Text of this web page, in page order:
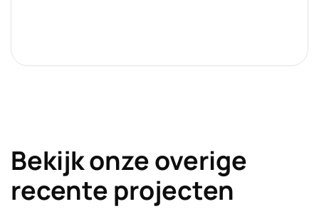
Bekijk onze overige
recente projecten